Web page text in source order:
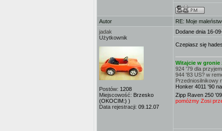
Autor
RE: Moje
jadak
Użytkownik
Postów: 1208
Miejscowość: Brzesko
(OKOCIM:) )
Data rejestracji: 09.12.07
Dodane dnia 16-
Czepiasz się
Witajcie w
924 '79 dla
944 '83 US? w
Przedniosilnikowy
Honker 4011 '90
Zipp Raven 250
pomóżmy Zosi